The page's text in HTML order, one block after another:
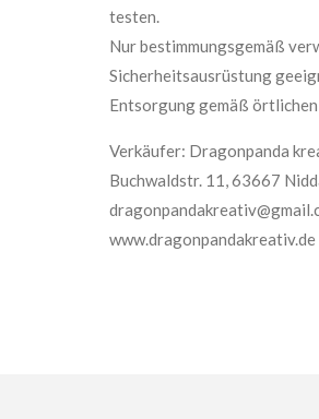
testen.
Nur bestimmungsgemäß
Sicherheitsausrüstung
Entsorgung gemäß
Verkäufer: Dragonpanda
Buchwaldstr. 11, 63667
www.dragonpandakreativ.de